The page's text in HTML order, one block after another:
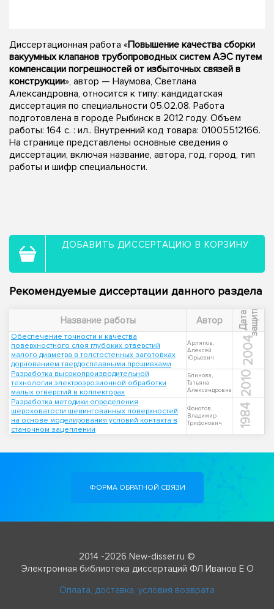
Диссертационная работа «Повышение качества сборки
вакуумных клапанов трубопроводных систем АЭС путем
компенсации погрешностей от избыточных связей в
конструкции», автор — Наумова, Светлана
Александровна, относится к типу: кандидатская
диссертация по специальности 05.02.08. Работа
подготовлена в городе Рыбинск в 2012 году. Объем
работы: 164 с. : ил.. Внутренний код товара: 01005512166.
На странице представлены основные сведения о
диссертации, включая название, автора, год, город, тип
работы и шифр специальности.
ДОБАВИТЬ ДИССЕРТАЦИЮ В КОРЗИНУ
Рекомендуемые диссертации данного раздела
Название работы Автор Д
а
т
а
з
а
щ
и
т ы
Обеспечение точности и качества
поверхностного слоя глубоких отверстий
малого диаметра в толстостенных заготовках
дорнованием твердосплавными прошивками
Арляпов,
Алексей
Юрьевич
2004
Разработка высокопроизводительной
технологии электроэрозионной обработки
малых отверстий в коллекторах
Блинова,
Татьяна
Александровна
2010
Разработка методики определения
шероховатости шевингованных поверхностей
на основе моделирования условий контакта в
станочном зацеплении
Фонотов,
Владимир
Трифонович
1984
ФОРМА ОБРАТНОЙ СВЯЗИ
2014 -2026 New-disser.ru ©
Электронная библиотека диссертаций ФЛ Иванов Е О
Оплата, доставка, условия возврата